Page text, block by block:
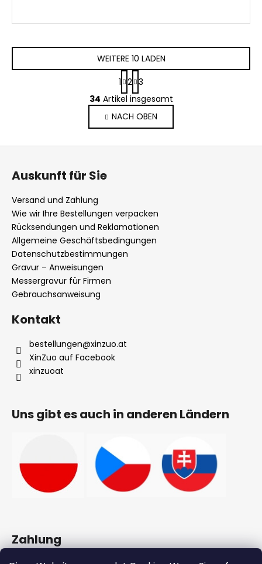
S
t
e
u
e
m
e
n
t
WEITERE 10 LADEN
P
a
g
i
n
i
e
1 2 3
34 Artikel insgesamt
NACH OBEN
Auskunft für Sie
Versand und Zahlung
Wie wir Ihre Bestellungen verpacken
Rücksendungen und Reklamationen
Allgemeine Geschäftsbedingungen
Datenschutzbestimmungen
Gravur – Anweisungen
Messergravur für Firmen
Gebrauchsanweisung
Kontakt
bestellungen@xinzuo.at
XinZuo auf Facebook
xinzuoat
Uns gibt es auch in anderen Ländern
Zahlung